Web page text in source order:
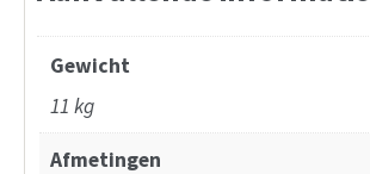
Gewicht
11 kg
Afmetingen